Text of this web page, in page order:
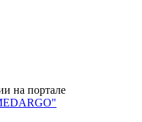
на портале